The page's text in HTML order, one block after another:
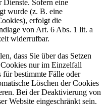
Dienste. Sofern eine
wurde (z. B. eine
erfolgt die
von Art. 6 Abs. 1 lit. a
widerrufbar.
dass Sie über das Setzen
nur im Einzelfall
bestimmte Fälle oder
Löschen der Cookies
Bei der Deaktivierung von
Website eingeschränkt sein.